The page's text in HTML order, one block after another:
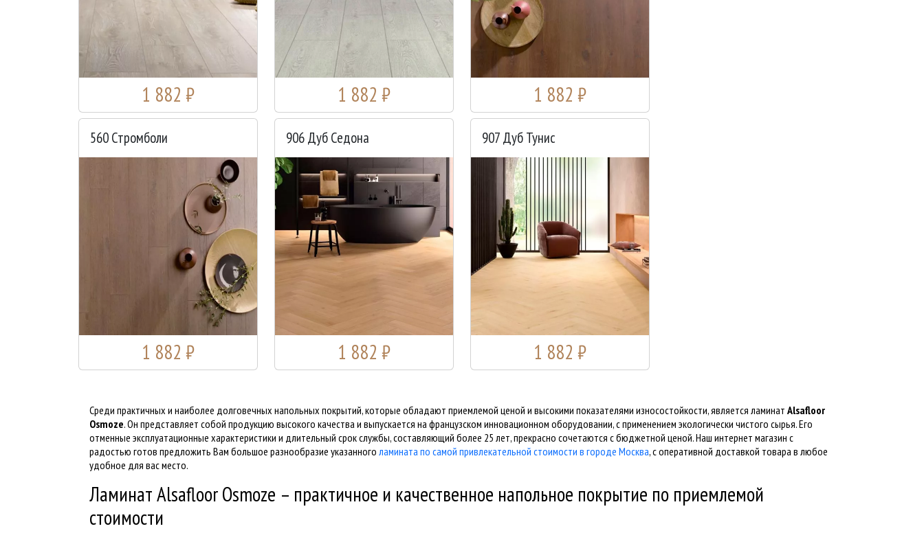
1 882 ₽ 1 882 ₽ 1 882 ₽
560 Стромболи
1 882 ₽
906 Дуб Седона
1 882 ₽
907 Дуб Тунис
1 882 ₽
Среди практичных и наиболее долговечных напольных покрытий, которые обладают приемлемой ценой и высокими показателями износостойкости, является ламинат Alsafloor
Osmoze. Он представляет собой продукцию высокого качества и выпускается на французском инновационном оборудовании, с применением экологически чистого сырья. Его
отменные эксплуатационные характеристики и длительный срок службы, составляющий более 25 лет, прекрасно сочетаются с бюджетной ценой. Наш интернет магазин с
радостью готов предложить Вам большое разнообразие указанного ламината по самой привлекательной стоимости в городе Москва, с оперативной доставкой товара в любое
удобное для вас место.
Ламинат Alsafloor Osmoze – практичное и качественное напольное покрытие по приемлемой
стоимости